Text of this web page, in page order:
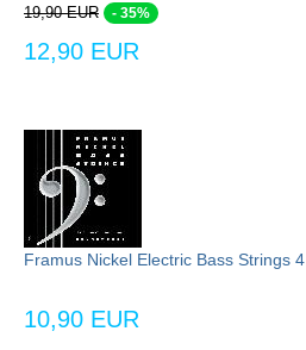
19,90 EUR - 35%
12,90 EUR
Framus Nickel Electric Bass Strings 4
10,90 EUR